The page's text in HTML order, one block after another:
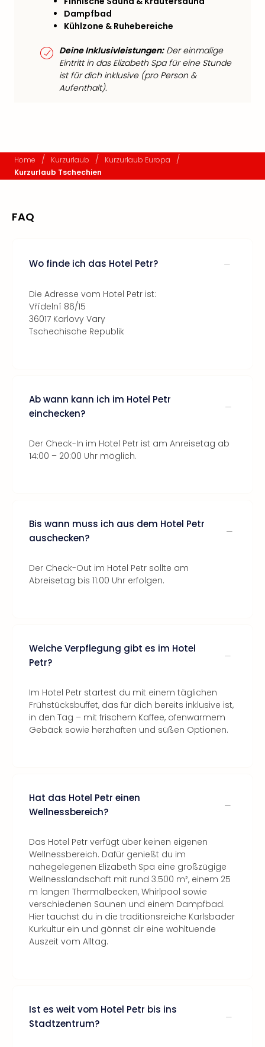
Dampfbad
Kühlzone & Ruhebereiche
Deine Inklusivleistungen:Der einmalige
Eintritt in das Elizabeth Spa für eine Stunde
ist für dich inklusive (pro Person &
Aufenthalt).
Home / Kurzurlaub / Kurzurlaub Europa /
Kurzurlaub Tschechien
FAQ
Wo finde ich das Hotel Petr?
Die Adresse vom Hotel Petr ist:
Vřídelní 86/15
36017 Karlovy Vary
Tschechische Republik
Ab wann kann ich im Hotel Petr
einchecken?
Der Check-In im Hotel Petr ist am Anreisetag ab
14:00 – 20:00 Uhr möglich.
Bis wann muss ich aus dem Hotel Petr
auschecken?
Der Check-Out im Hotel Petr sollte am
Abreisetag bis 11:00 Uhr erfolgen.
Welche Verpflegung gibt es im Hotel
Petr?
Im Hotel Petr startest du mit einem täglichen
Frühstücksbuffet, das für dich bereits inklusive ist,
in den Tag – mit frischem Kaffee, ofenwarmem
Gebäck sowie herzhaften und süßen Optionen.
Hat das Hotel Petr einen
Wellnessbereich?
Das Hotel Petr verfügt über keinen eigenen
Wellnessbereich. Dafür genießt du im
nahegelegenen Elizabeth Spa eine großzügige
Wellnesslandschaft mit rund 3.500 m², einem 25
m langen Thermalbecken, Whirlpool sowie
verschiedenen Saunen und einem Dampfbad.
Hier tauchst du in die traditionsreiche Karlsbader
Kurkultur ein und gönnst dir eine wohltuende
Auszeit vom Alltag.
Ist es weit vom Hotel Petr bis ins
Stadtzentrum?